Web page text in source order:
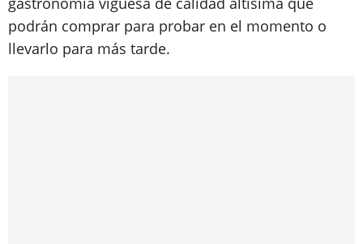
podrán comprar para probar en el momento o
llevarlo para más tarde.